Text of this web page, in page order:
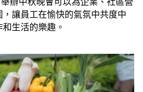
舉辦中秋晚會可以為企業、社區營
讓員工在愉快的氣氛中共度中
生活的樂趣。